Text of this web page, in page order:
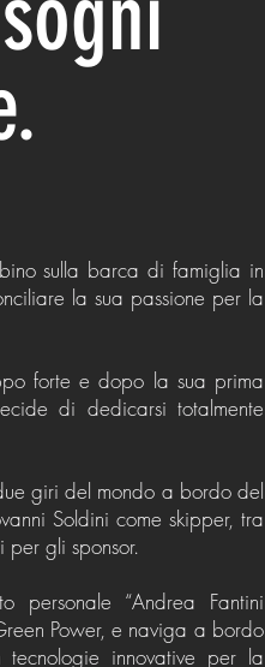
sulla barca di famiglia in
la sua passione per la
forte e dopo la sua prima
di dedicarsi totalmente
giri del mondo a bordo del
Soldini come skipper, tra
gli sponsor.
“Andrea Fantini
Power, e naviga a bordo
innovative per la